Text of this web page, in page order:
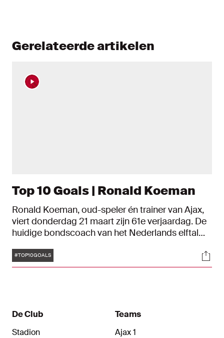
Gerelateerde artikelen
Top 10 Goals | Ronald Koeman
Ronald Koeman, oud-speler én trainer van Ajax,
viert donderdag 21 maart zijn 61e verjaardag. De
huidige bondscoach van het Nederlands elftal
Amsterdamse dienst. Ter ere van zijn
geboortedag hebben we de tien mooiste Ajax-
Tags
#TOP10GOALS
De Club
Stadion
Teams
Ajax 1